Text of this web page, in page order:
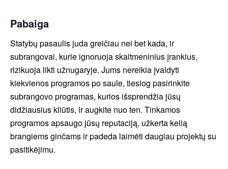
Pabaiga
Statybų pasaulis juda greičiau nei bet kada, ir
subrangovai, kurie ignoruoja skaitmeninius įrankius,
rizikuoja likti užnugaryje. Jums nereikia įvaldyti
kiekvienos programos po saule, tiesiog pasirinkite
subrangovo programas, kurios išsprendžia jūsų
didžiausius kliūtis, ir augkite nuo ten. Tinkamos
programos apsaugo jūsų reputaciją, užkerta kelią
brangiems ginčams ir padeda laimėti daugiau projektų su
pasitikėjimu.